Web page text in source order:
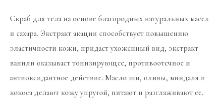
акации
и
ванили
Скраб для тела на основе благородных натуральных масел
и сахара. Экстракт акации способствует повышению
эластичности кожи, придает ухоженный вид, экстракт
ванили оказывает тонизирующее, противоотечное и
антиоксидантное действие. Масло ши, оливы, миндаля и
кокоса делают кожу упругой, питают и разглаживают ее.